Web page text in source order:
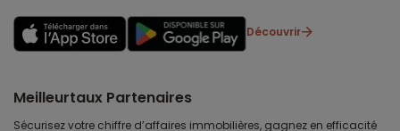
Découvrir
Meilleurtaux Partenaires
Sécurisez votre chiffre d’affaires immobilières, gagnez en efficacité